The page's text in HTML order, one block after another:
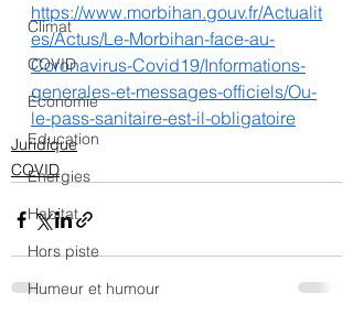
Climat
COVID
Économie
Education
Energies
Habitat
Hors piste
Humeur et humour
https://www.morbihan.gouv.fr/Actualit
es/Actus/Le-Morbihan-face-au-
Coronavirus-Covid19/Informations-
generales-et-messages-officiels/Ou-
le-pass-sanitaire-est-il-obligatoire
Juridique
COVID